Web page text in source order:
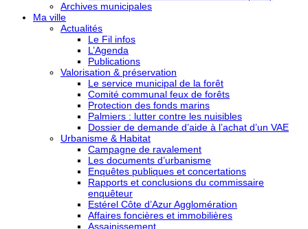
Archives municipales
Ma ville
Actualités
Le Fil infos
L’Agenda
Publications
Valorisation & préservation
Le service municipal de la forêt
Comité communal feux de forêts
Protection des fonds marins
Palmiers : lutter contre les nuisibles
Dossier de demande d’aide à l’achat d’un VAE
Urbanisme & Habitat
Campagne de ravalement
Les documents d’urbanisme
Enquêtes publiques et concertations
Rapports et conclusions du commissaire
enquêteur
Estérel Côte d’Azur Agglomération
Affaires foncières et immobilières
Assainissement